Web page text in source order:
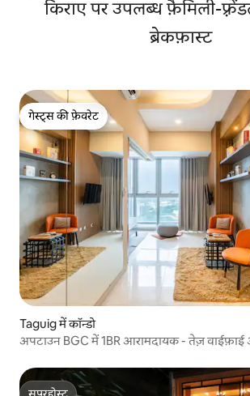
किराए पर उपलब्ध फ़ैमिली-
ब्रेकफ़ास्ट
गेस्ट्स की फ़ेवरेट
गेस्ट्स की फ़ेवरेट
Taguig में कॉन्डो
अपटाउन BGC में 1BR आरामदायक - तेज़